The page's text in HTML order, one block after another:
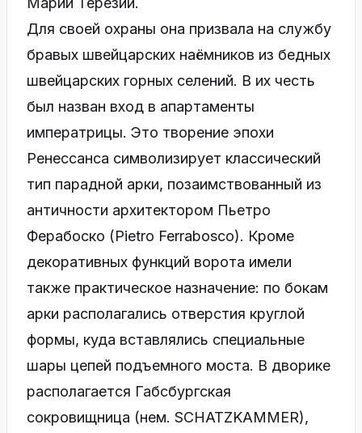
Для своей охраны она призвала на службу
бравых швейцарских наёмников из бедных
швейцарских горных селений. В их честь
был назван вход в апартаменты
императрицы. Это творение эпохи
Ренессанса символизирует классический
тип парадной арки, позаимствованный из
античности архитектором Пьетро
Ферабоско (Pietro Ferrabosco). Кроме
декоративных функций ворота имели
также практическое назначение: по бокам
арки располагались отверстия круглой
формы, куда вставлялись специальные
шары цепей подъемного моста. В дворике
располагается Габсбургская
сокровищница (нем. SCHATZKAMMER),